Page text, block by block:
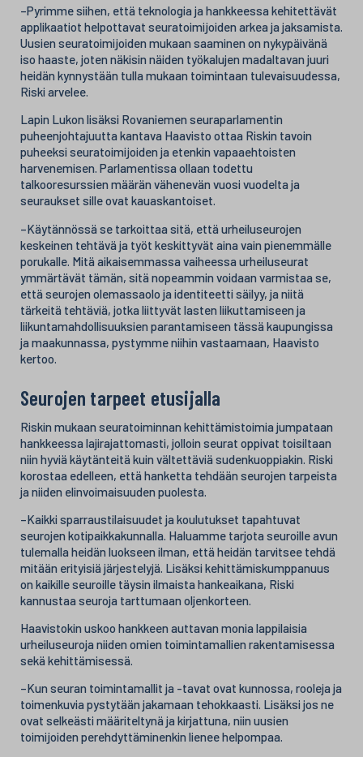
–Pyrimme siihen, että teknologia ja hankkeessa kehitettävät
applikaatiot helpottavat seuratoimijoiden arkea ja jaksamista.
Uusien seuratoimijoiden mukaan saaminen on nykypäivänä
iso haaste, joten näkisin näiden työkalujen madaltavan juuri
heidän kynnystään tulla mukaan toimintaan tulevaisuudessa,
Riski arvelee.
Lapin Lukon lisäksi Rovaniemen seuraparlamentin
puheenjohtajuutta kantava Haavisto ottaa Riskin tavoin
puheeksi seuratoimijoiden ja etenkin vapaaehtoisten
harvenemisen. Parlamentissa ollaan todettu
talkooresurssien määrän vähenevän vuosi vuodelta ja
seuraukset sille ovat kauaskantoiset.
–Käytännössä se tarkoittaa sitä, että urheiluseurojen
keskeinen tehtävä ja työt keskittyvät aina vain pienemmälle
porukalle. Mitä aikaisemmassa vaiheessa urheiluseurat
ymmärtävät tämän, sitä nopeammin voidaan varmistaa se,
että seurojen olemassaolo ja identiteetti säilyy, ja niitä
tärkeitä tehtäviä, jotka liittyvät lasten liikuttamiseen ja
liikuntamahdollisuuksien parantamiseen tässä kaupungissa
ja maakunnassa, pystymme niihin vastaamaan, Haavisto
kertoo.
Seurojen tarpeet etusijalla
Riskin mukaan seuratoiminnan kehittämistoimia jumpataan
hankkeessa lajirajattomasti, jolloin seurat oppivat toisiltaan
niin hyviä käytänteitä kuin vältettäviä sudenkuoppiakin. Riski
korostaa edelleen, että hanketta tehdään seurojen tarpeista
ja niiden elinvoimaisuuden puolesta.
–Kaikki sparraustilaisuudet ja koulutukset tapahtuvat
seurojen kotipaikkakunnalla. Haluamme tarjota seuroille avun
tulemalla heidän luokseen ilman, että heidän tarvitsee tehdä
mitään erityisiä järjestelyjä. Lisäksi kehittämiskumppanuus
on kaikille seuroille täysin ilmaista hankeaikana, Riski
kannustaa seuroja tarttumaan oljenkorteen.
Haavistokin uskoo hankkeen auttavan monia lappilaisia
urheiluseuroja niiden omien toimintamallien rakentamisessa
sekä kehittämisessä.
–Kun seuran toimintamallit ja -tavat ovat kunnossa, rooleja ja
toimenkuvia pystytään jakamaan tehokkaasti. Lisäksi jos ne
ovat selkeästi määriteltynä ja kirjattuna, niin uusien
toimijoiden perehdyttäminenkin lienee helpompaa.